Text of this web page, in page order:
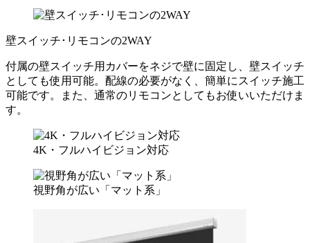
壁スイッチ･リモコンの2WAY
付属の壁スイッチ用カバーをネジで壁に固定し、壁スイッチ
としても使用可能。配線の必要がなく、簡単にスイッチ施工
可能です。また、通常のリモコンとしてもお使いいただけま
す。
4K・フルハイビジョン対応
視野角が広い「マット系」